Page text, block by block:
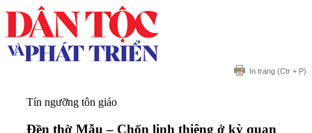
In trang (Ctr + P)
Tín ngưỡng tôn giáo
Đền thờ Mẫu – Chốn linh thiêng ở kỳ quan